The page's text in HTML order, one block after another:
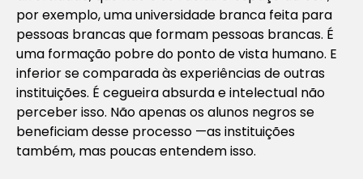
por exemplo, uma universidade branca feita para
pessoas brancas que formam pessoas brancas. É
uma formação pobre do ponto de vista humano. E
inferior se comparada às experiências de outras
instituições. É cegueira absurda e intelectual não
perceber isso. Não apenas os alunos negros se
beneficiam desse processo —as instituições
também, mas poucas entendem isso.